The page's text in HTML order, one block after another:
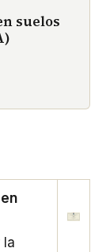
suelos
la